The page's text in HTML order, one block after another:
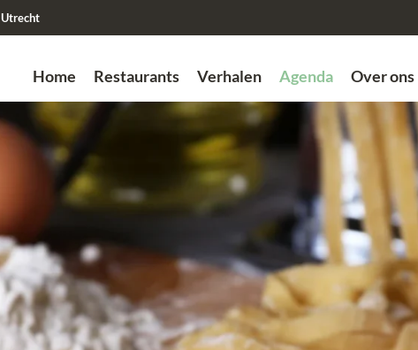
Utrecht
Home Restaurants Verhalen Agenda Over ons
Zoek